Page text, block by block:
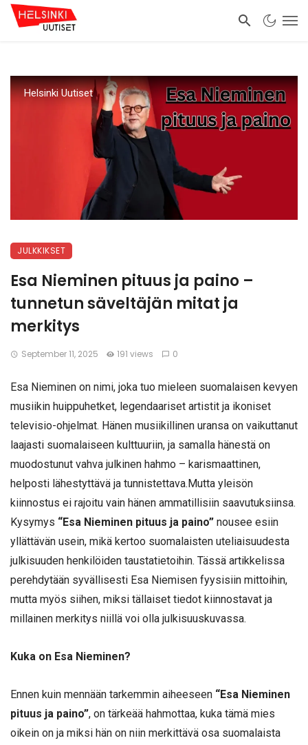
Helsinki Uutiset
JULKKIKSET
Esa Nieminen pituus ja paino –
tunnetun säveltäjän mitat ja
merkitys
September 11, 2025 191 views 0
Esa Nieminen on nimi, joka tuo mieleen suomalaisen kevyen
musiikin huippuhetket, legendaariset artistit ja ikoniset
televisio-ohjelmat. Hänen musiikillinen uransa on vaikuttanut
laajasti suomalaiseen kulttuuriin, ja samalla hänestä on
muodostunut vahva julkinen hahmo – karismaattinen,
helposti lähestyttävä ja tunnistettava.Mutta yleisön
kiinnostus ei rajoitu vain hänen ammatillisiin saavutuksiinsa.
Kysymys “Esa Nieminen pituus ja paino” nousee esiin
yllättävän usein, mikä kertoo suomalaisten uteliaisuudesta
julkisuuden henkilöiden taustatietoihin. Tässä artikkelissa
perehdytään syvällisesti Esa Niemisen fyysisiin mittoihin,
mutta myös siihen, miksi tällaiset tiedot kiinnostavat ja
millainen merkitys niillä voi olla julkisuuskuvassa.
Kuka on Esa Nieminen?
Ennen kuin mennään tarkemmin aiheeseen “Esa Nieminen
pituus ja paino”, on tärkeää hahmottaa, kuka tämä mies
oikein on ja miksi hän on niin merkittävä osa suomalaista